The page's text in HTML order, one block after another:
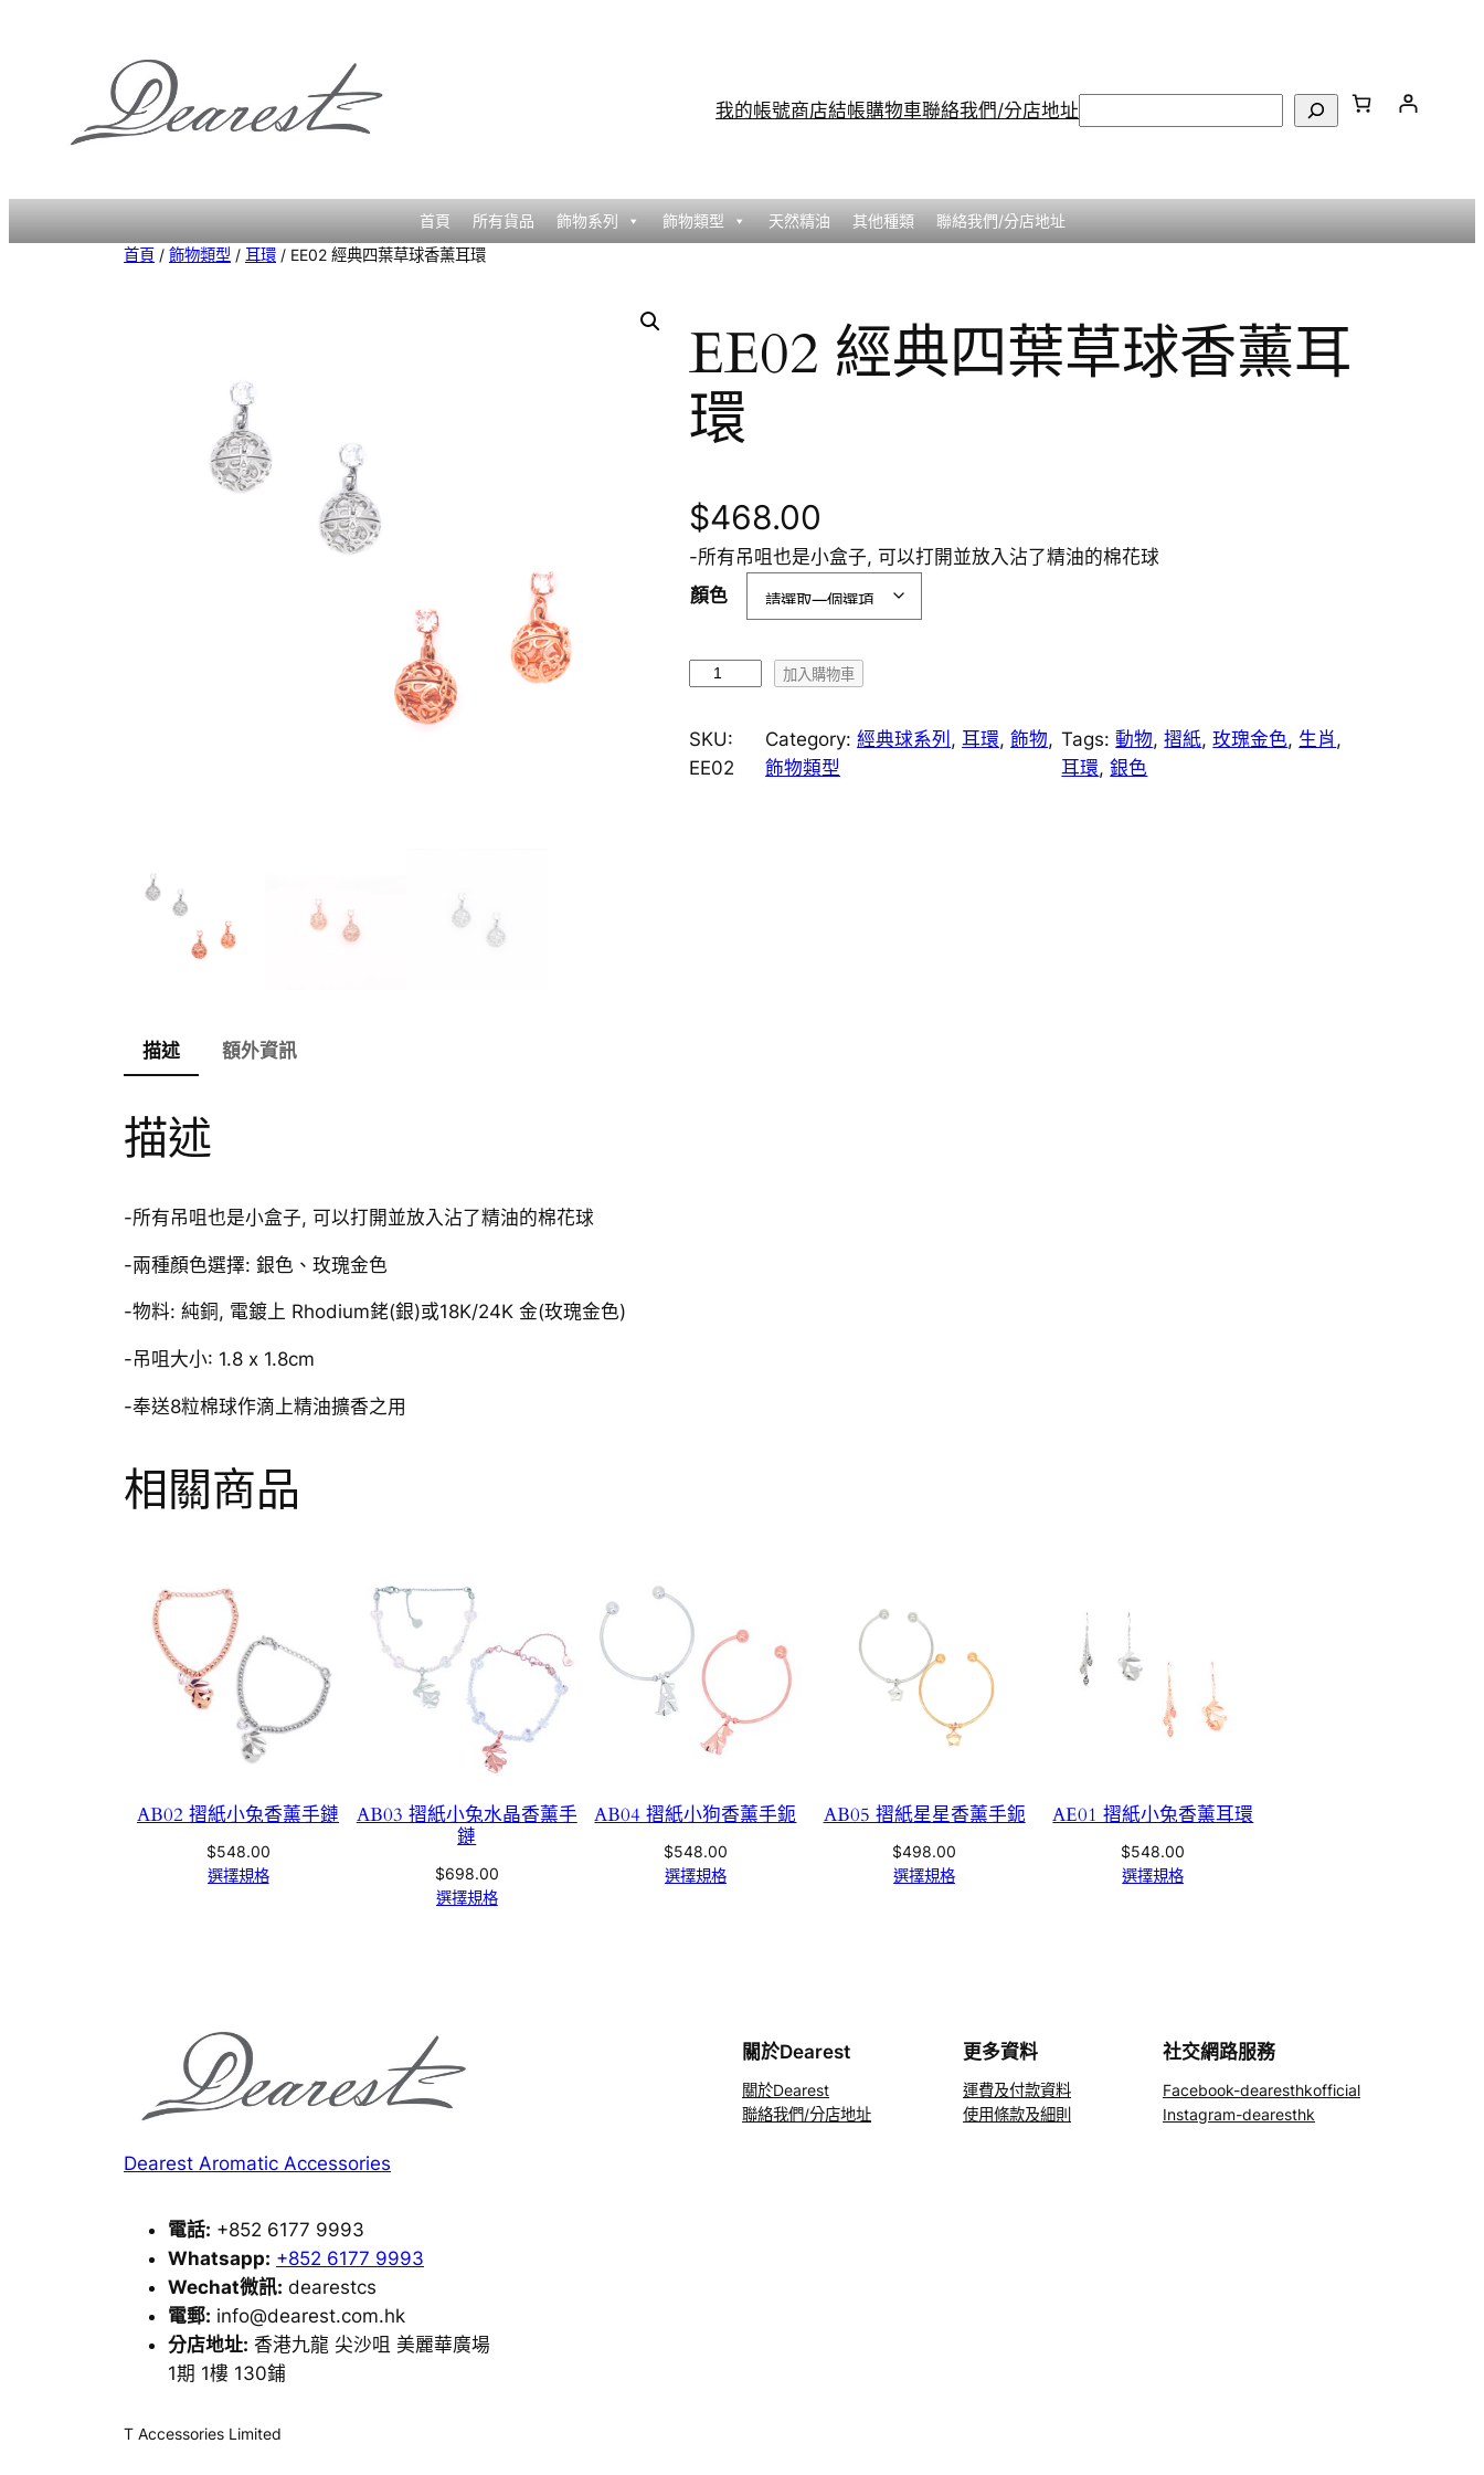
我的帳號商店結帳購物車聯絡我們/分店地址
首頁 所有貨品 飾物系列 飾物類型 天然精油 其他種類
聯絡我們/分店地址
首頁 / 飾物類型 / 耳環 / EE02 經典四葉草球香薰耳環
EE02 經典四葉草球香薰耳
環
$468.00
-所有吊咀也是小盒子, 可以打開並放入沾了精油的棉花球
顏色
0
2
加入購物車
SKU:
EE02
Category:經典球系列 , 耳環, 飾物
飾物類型
Tags:動物, 摺紙, 玫瑰金色, 生肖
耳環, 銀色
描述 額外資訊
描述
-所有吊咀也是小盒子, 可以打開並放入沾了精油的棉花球
-兩種顏色選擇: 銀色、玫瑰金色
-物料: 純銅, 電鍍上 Rhodium銠(銀)或18K/24K 金(玫瑰金色)
-吊咀大小: 1.8 x 1.8cm
-奉送8粒棉球作滴上精油擴香之用
相關商品
AB02 摺紙小兔香薰手鏈
$548.00
選擇規格
AB03 摺紙小兔水晶香薰手
鏈
$698.00
選擇規格
AB04 摺紙小狗香薰手鈪
$548.00
選擇規格
AB05 摺紙星星香薰手鈪
$498.00
選擇規格
AE01 摺紙小兔香薰耳環
$548.00
選擇規格
Dearest Aromatic Accessories
電話: +852 6177 9993
Whatsapp: +852 6177 9993
Wechat微訊: dearestcs
電郵: info@dearest.com.hk
分店地址: 香港九龍 尖沙咀 美麗華廣場
1期 1樓 130鋪
T Accessories Limited
關於Dearest
關於Dearest
聯絡我們/分店地址
更多資料
運費及付款資料
使用條款及細則
社交網路服務
Facebook-dearesthkofficial
Instagram-dearesthk